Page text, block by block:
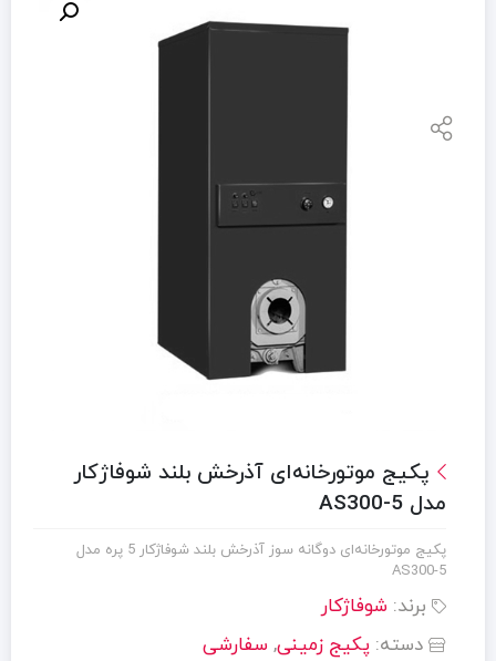
پکيج موتورخانه‌ای آذرخش بلند شوفاژکار
مدل AS300-5
پکيج موتورخانه‌ای دوگانه سوز آذرخش بلند شوفاژکار 5 پره مدل
AS300-5
برند: شوفاژکار
دسته: پکیج زمینی, سفارشی